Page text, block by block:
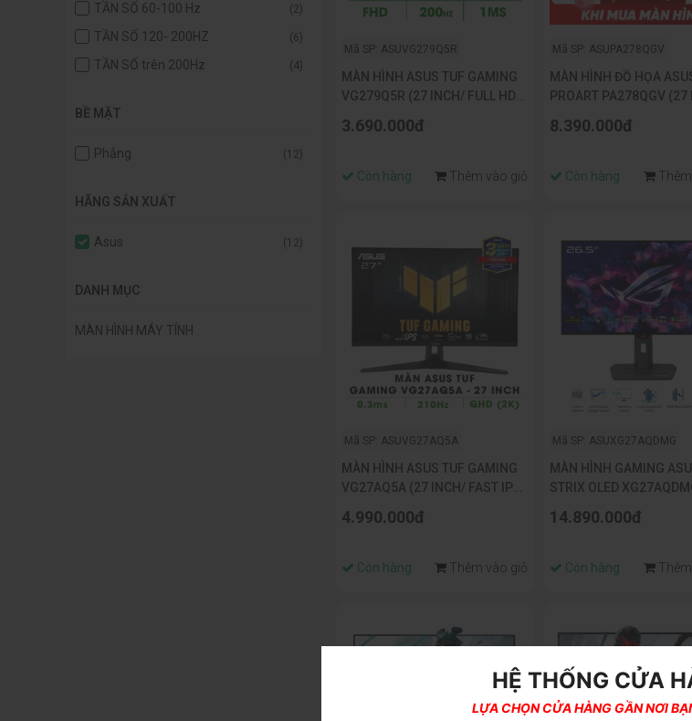
TẦN SỐ 60-100 Hz (2)
TẦN SỐ 120- 200HZ (6)
TẦN SỐ trên 200Hz (4)
BỀ MẶT
Phẳng (12)
HÃNG SẢN XUẤT
Asus (12)
DANH MỤC
MÀN HÌNH MÁY TÍNH
Mã SP: ASUVG279Q5R
MÀN HÌNH ASUS TUF GAMING
VG279Q5R (27 INCH/ FULL HD/
3.690.000đ
Còn hàng Thêm vào giỏ
Mã SP: ASUPA278QGV
MÀN HÌNH ĐỒ HỌA
PROART PA278QGV (27
SPEAKER)
8.390.000đ
Còn hàng Thêm
Mã SP: ASUVG27AQ5A
MÀN HÌNH ASUS TUF GAMING
VG27AQ5A (27 INCH/ FAST IPS/
4.990.000đ
Còn hàng Thêm vào giỏ
Mã SP: ASUXG27AQDMG
MÀN HÌNH GAMING
STRIX OLED
SYNC/DISPLAYHDR 400)
14.890.000đ
Còn hàng Thêm
HỆ THỐNG CỬA
LỰA CHỌN CỬA HÀNG GẦN NƠI